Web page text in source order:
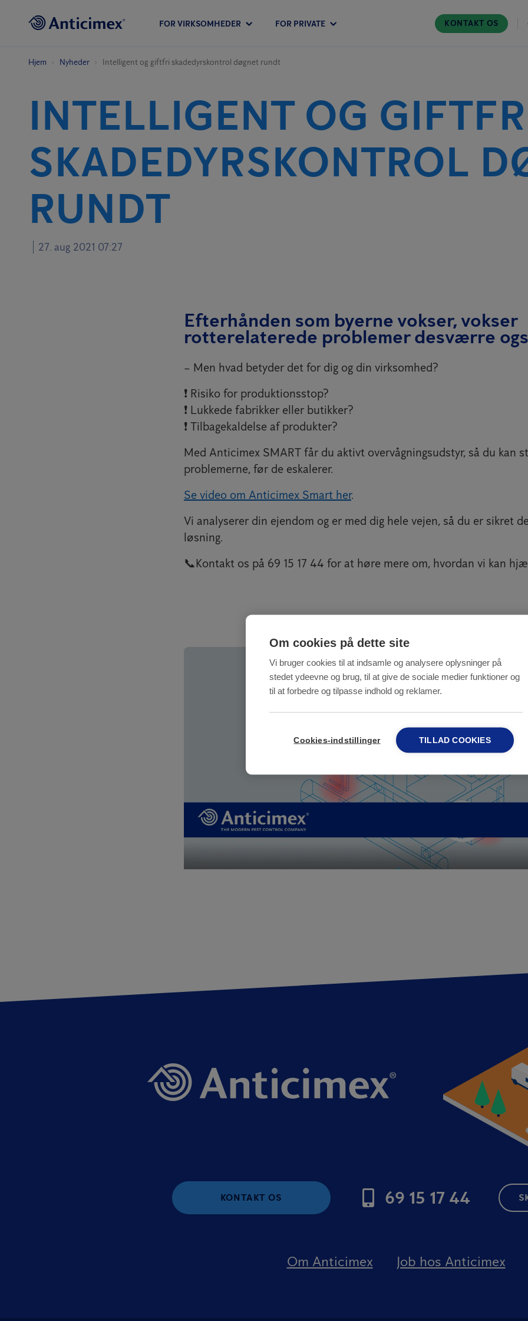
FOR VIRKSOMHEDER FOR PRIVATE KONTAKT OS
Hjem Nyheder Intelligent og giftfri skadedyrskontrol døgnet rundt
INTELLIGENT OG
SKADEDYRSKONTROL
RUNDT
27. aug 2021 07:27
Efterhånden som byerne vokser, vokser
rotterelaterede problemer desværre
– Men hvad betyder det for dig og din virksomhed?
❗️ Risiko for produktionsstop?
❗️ Lukkede fabrikker eller butikker?
❗️ Tilbagekaldelse af produkter?
Med Anticimex SMART får du aktivt overvågningsudstyr, så du kan
problemerne, før de eskalerer.
Se video om Anticimex Smart her.
Vi analyserer din ejendom og er med dig hele vejen, så du er sikret
løsning.
📞Kontakt os på 69 15 17 44 for at høre mere om, hvordan vi kan
KONTAKT OS 69 15 17 44
Om Anticimex Job hos Anticimex
Om cookies på dette site
Vi bruger cookies til at indsamle og analysere oplysninger på
stedet ydeevne og brug, til at give de sociale medier funktioner og
til at forbedre og tilpasse indhold og reklamer.
Cookies-indstillinger TILLAD COOKIES